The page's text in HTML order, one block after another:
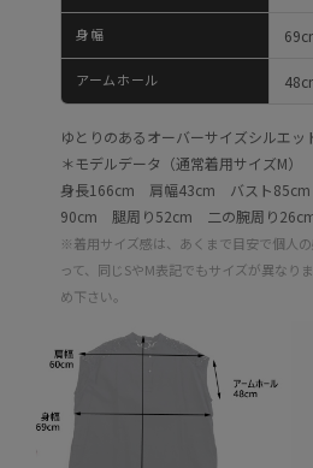
身幅
アームホール
ゆとりのあるオーバーサイズシルエッ
＊モデルデータ（通常着用サイズM）
身長166cm 肩幅43cm バスト
90cm 腿周り52cm 二の腕周り
※着用サイズ感は、あくまで目安で個人
って、同じSやM表記でもサイズが異なり
め下さい。